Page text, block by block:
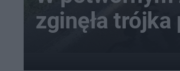
zginęła trójka